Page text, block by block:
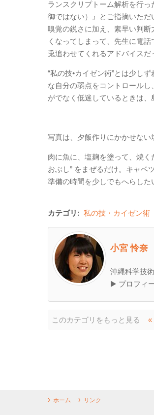
ランスクリプトーム解析を行
御ではない）』とご指摘いた
嗅覚の鋭さに加え、素早い判
くなってしまって、先生に電
兎追わせてくれるアドバイスだ
“私の技•カイゼン術”とは少し
な自分の弱点をコントロール
がでなく低迷しているときは
写真は、夕飯作りにかかせない
肉に魚に、塩麹を塗って、焼く
おぶし” をまぜるだけ。キャベ
準備の時間を少しでもへらした
カテゴリ: 私の技・カイゼン術
小宮 怜奈
沖縄科学技
▶ プロフィ
このカテゴリをもっと見る «
ホーム リンク